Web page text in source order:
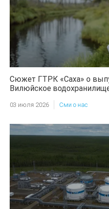
Сюжет ГТРК «Саха» о
Вилюйское
03 июля 2026 Сми о нас